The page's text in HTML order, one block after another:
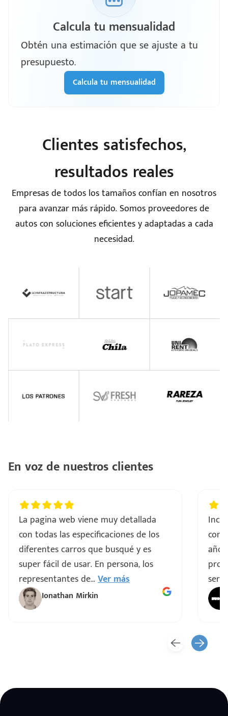
Calcula tu mensualidad
Obtén una estimación que se ajuste a tu
presupuesto.
Calcula tu mensualidad
Clientes satisfechos,
resultados reales
Empresas de todos los tamaños confían en nosotros
para avanzar más rápido. Somos proveedores de
autos con soluciones eficientes y adaptadas a cada
necesidad.
En voz de nuestros clientes
La pagina web viene muy detallada
con todas las especificaciones de los
diferentes carros que busqué y es
super fácil de usar. En persona, los
representantes de...Ver más
Ionathan Mirkin